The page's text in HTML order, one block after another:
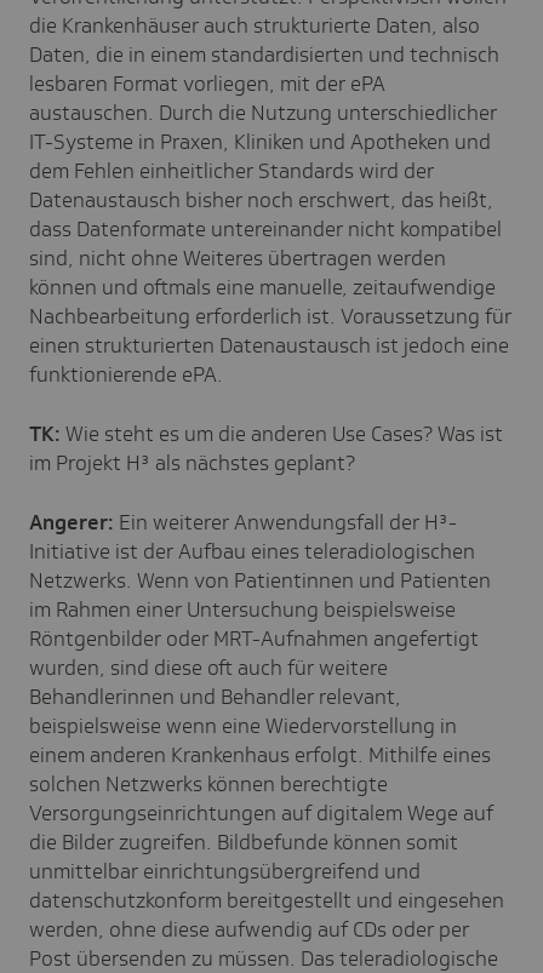
die Krankenhäuser auch strukturierte Daten, also
Daten, die in einem standardisierten und technisch
lesbaren Format vorliegen, mit der ePA
austauschen. Durch die Nutzung unterschiedlicher
IT-Systeme in Praxen, Kliniken und Apotheken und
dem Fehlen einheitlicher Standards wird der
Datenaustausch bisher noch erschwert, das heißt,
dass Datenformate untereinander nicht kompatibel
sind, nicht ohne Weiteres übertragen werden
können und oftmals eine manuelle, zeitaufwendige
Nachbearbeitung erforderlich ist. Voraussetzung für
einen strukturierten Datenaustausch ist jedoch eine
funktionierende ePA.
TK: Wie steht es um die anderen Use Cases? Was ist
im Projekt H³ als nächstes geplant?
Angerer: Ein weiterer Anwendungsfall der H³-
Initiative ist der Aufbau eines teleradiologischen
Netzwerks. Wenn von Patientinnen und Patienten
im Rahmen einer Untersuchung beispielsweise
Röntgenbilder oder MRT-Aufnahmen angefertigt
wurden, sind diese oft auch für weitere
Behandlerinnen und Behandler relevant,
beispielsweise wenn eine Wiedervorstellung in
einem anderen Krankenhaus erfolgt. Mithilfe eines
solchen Netzwerks können berechtigte
Versorgungseinrichtungen auf digitalem Wege auf
die Bilder zugreifen. Bildbefunde können somit
unmittelbar einrichtungsübergreifend und
datenschutzkonform bereitgestellt und eingesehen
werden, ohne diese aufwendig auf CDs oder per
Post übersenden zu müssen. Das teleradiologische